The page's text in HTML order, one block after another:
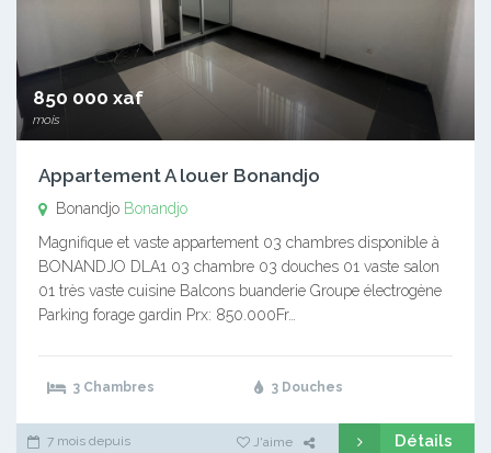
850 000 xaf
mois
Appartement A louer Bonandjo
Bonandjo Bonandjo
Magnifique et vaste appartement 03 chambres disponible à
BONANDJO DLA1 03 chambre 03 douches 01 vaste salon
01 très vaste cuisine Balcons buanderie Groupe électrogène
Parking forage gardin Prx: 850.000Fr…
3 Chambres 3 Douches
7 mois depuis J'aime Détails